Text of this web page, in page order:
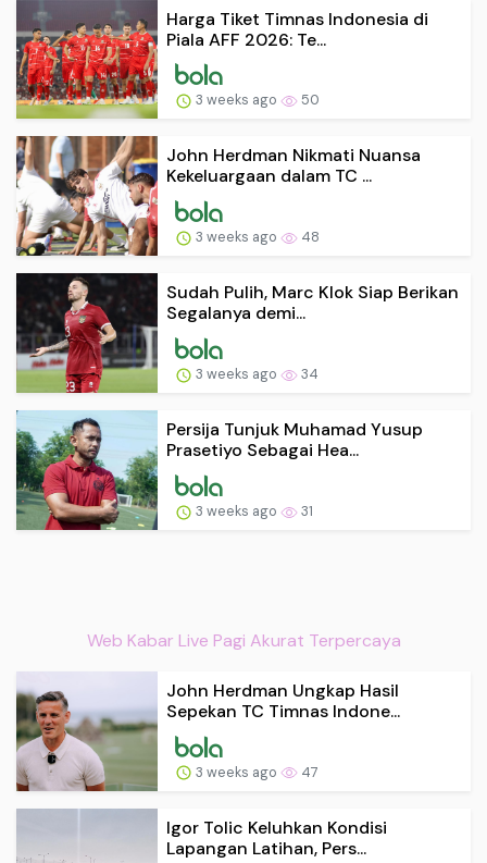
Harga Tiket Timnas Indonesia di
Piala AFF 2026: Te...
3 weeks ago 50
John Herdman Nikmati Nuansa
Kekeluargaan dalam TC ...
3 weeks ago 48
Sudah Pulih, Marc Klok Siap Berikan
Segalanya demi...
3 weeks ago 34
Persija Tunjuk Muhamad Yusup
Prasetiyo Sebagai Hea...
3 weeks ago 31
Web Kabar Live Pagi Akurat Terpercaya
John Herdman Ungkap Hasil
Sepekan TC Timnas Indone...
3 weeks ago 47
Igor Tolic Keluhkan Kondisi
Lapangan Latihan, Pers...